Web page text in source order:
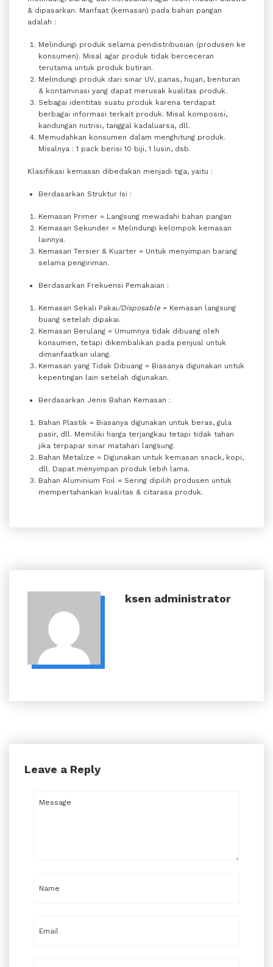
& dipasarkan. Manfaat (kemasan) pada bahan pangan
adalah :
Melindungi produk selama pendistribusian (produsen ke
konsumen). Misal agar produk tidak berceceran
terutama untuk produk butiran.
Melindungi produk dari sinar UV, panas, hujan, benturan
& kontaminasi yang dapat merusak kualitas produk.
Sebagai identitas suatu produk karena terdapat
berbagai informasi terkait produk. Misal komposisi,
kandungan nutrisi, tanggal kadaluarsa, dll.
Memudahkan konsumen dalam menghitung produk.
Misalnya : 1 pack berisi 10 biji, 1 lusin, dsb.
Klasifikasi kemasan dibedakan menjadi tiga, yaitu :
Berdasarkan Struktur Isi :
Kemasan Primer = Langsung mewadahi bahan pangan
Kemasan Sekunder = Melindungi kelompok kemasan
lainnya.
Kemasan Tersier & Kuarter = Untuk menyimpan barang
selama pengiriman.
Berdasarkan Frekuensi Pemakaian :
Kemasan Sekali Pakai/Disposable= Kemasan langsung
buang setelah dipakai.
Kemasan Berulang = Umumnya tidak dibuang oleh
konsumen, tetapi dikembalikan pada penjual untuk
dimanfaatkan ulang.
Kemasan yang Tidak Dibuang = Biasanya digunakan untuk
kepentingan lain setelah digunakan.
Berdasarkan Jenis Bahan Kemasan :
Bahan Plastik = Biasanya digunakan untuk beras, gula
pasir, dll. Memiliki harga terjangkau tetapi tidak tahan
jika terpapar sinar matahari langsung.
Bahan Metalize = Digunakan untuk kemasan snack, kopi,
dll. Dapat menyimpan produk lebih lama.
Bahan Aluminium Foil = Sering dipilih produsen untuk
mempertahankan kualitas & citarasa produk.
ksen administrator
Leave a Reply